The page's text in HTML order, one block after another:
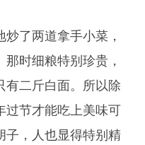
了两道拿手小菜，
时细粮特别珍贵，
有二斤白面。所以除
过节才能吃上美味可
子，人也显得特别精